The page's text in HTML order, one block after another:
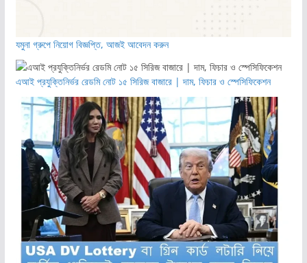
যমুনা গ্রুপে নিয়োগ বিজ্ঞপ্তি, আজই আবেদন করুন
এআই প্রযুক্তিনির্ভর রেডমি নোট ১৫ সিরিজ বাজারে | দাম, ফিচার ও স্পেসিফিকেশন